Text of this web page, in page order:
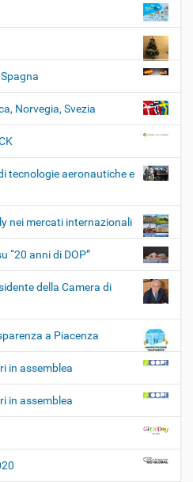
Norvegia, Svezia
tecnologie aeronautiche e
nei mercati internazionali
“20 anni di DOP”
della Camera di
a Piacenza
in assemblea
in assemblea